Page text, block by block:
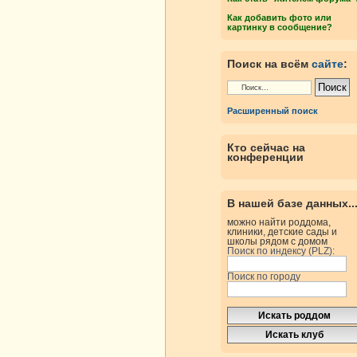
Как добавить фото или
картинку в сообщение?
Поиск на всём сайте:
Расширенный поиск
Кто сейчас на
конференции
В нашей базе данных...
можно найти роддома,
клиники, детские сады и
школы рядом с домом
Поиск по индексу (PLZ):
Поиск по городу